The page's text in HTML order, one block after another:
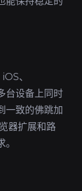
、
台设备上同时
一致的佛跳加
器扩展和路